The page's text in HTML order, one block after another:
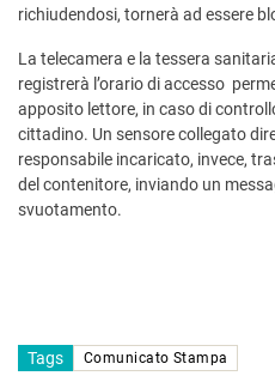
richiudendosi, tornerà ad essere
La telecamera e la tessera
registrerà l’orario di accesso
apposito lettore, in caso di
cittadino. Un sensore collegato
responsabile incaricato, invece,
del contenitore, inviando un
svuotamento.
Tags Comunicato Stampa